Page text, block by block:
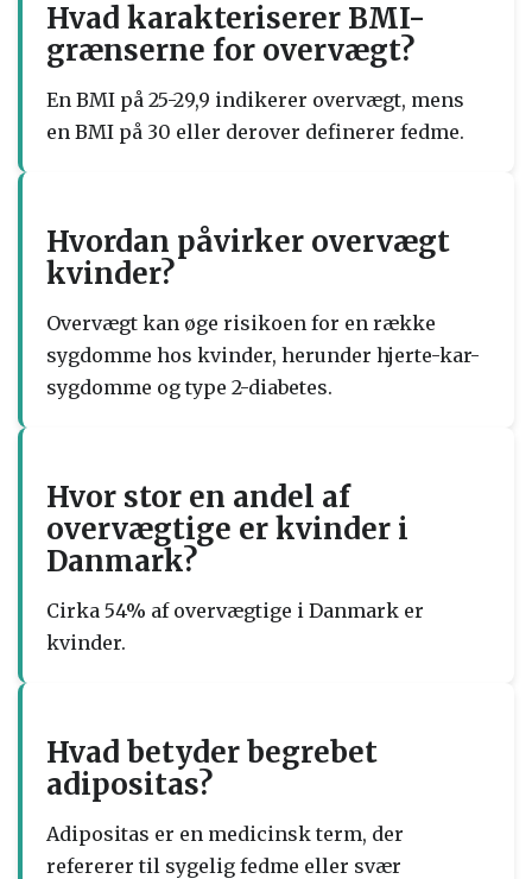
Hvad karakteriserer BMI-
grænserne for overvægt?
En BMI på 25-29,9 indikerer overvægt, mens
en BMI på 30 eller derover definerer fedme.
Hvordan påvirker overvægt
kvinder?
Overvægt kan øge risikoen for en række
sygdomme hos kvinder, herunder hjerte-kar-
sygdomme og type 2-diabetes.
Hvor stor en andel af
overvægtige er kvinder i
Danmark?
Cirka 54% af overvægtige i Danmark er
kvinder.
Hvad betyder begrebet
adipositas?
Adipositas er en medicinsk term, der
refererer til sygelig fedme eller svær